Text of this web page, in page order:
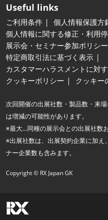
Useful links
ご利用条件
個人情報保護方
個人情報に関する修正・利用
展示会・セミナー参加ポリシー
特定商取引法に基づく表示
カスタマーハラスメントに対
クッキーポリシー
クッキー
次回開催の出展社数・製品数・来
は増減の可能性があります。
※最大…同種の展示会との出展社数
※出展社数は、出展契約企業に加え
ナー企業数も含みます。
Copyright © RX Japan GK